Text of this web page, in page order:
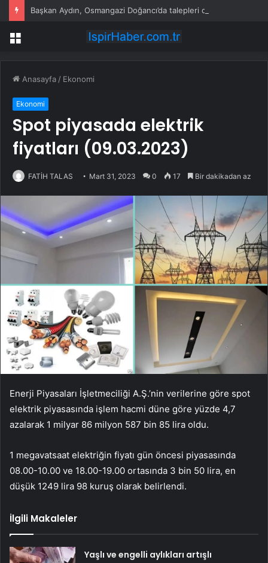
Başkan Aydın, Osmangazi Doğancı’da talepleri dinledi
Menü
Anasayfa / Ekonomi
Ekonomi
Spot piyasada elektrik
fiyatları (09.03.2023)
FATİH TALAS Mart 31, 2023 0 17 Bir dakikadan az
Enerji Piyasaları İşletmeciliği A.Ş.’nin verilerine göre spot
elektrik piyasasında işlem hacmi düne göre yüzde 4,7
azalarak 1 milyar 86 milyon 587 bin 85 lira oldu.
1 megavatsaat elektriğin fiyatı gün öncesi piyasasında
08.00-10.00 ve 18.00-19.00 ortasında 3 bin 50 lira, en
düşük 1249 lira 98 kuruş olarak belirlendi.
İlgili Makaleler
Yaşlı ve engelli aylıkları artışlı